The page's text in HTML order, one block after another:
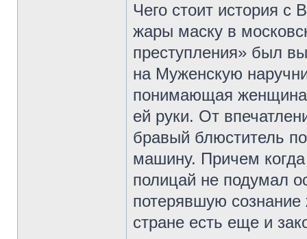
Чего стоит история с
жары маску в
преступления» был
на Муженскую
понимающая женщина
ей руки. От
бравый блюститель
машину. Причем
полицай не подумал
потерявшую
стране есть еще и